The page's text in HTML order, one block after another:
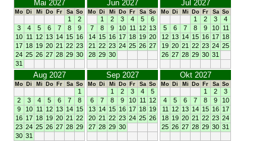
Mai 2027
Mo Di Mi Do Fr Sa So
1
2
3
4 5 6 7 8
9
10 11 12 13 14 15 16
17 18 19 20 21 22 23
24 25 26 27 28 29 30
31
Jun 2027
Mo Di Mi Do Fr Sa So
1 2 3 4 5
6
7
8 9 10 11 12 13
14 15 16 17 18 19 20
21 22 23 24 25 26 27
28 29 30
Jul 2027
Mo Di Mi Do Fr Sa So
1 2 3
4
5
6 7 8 9 10 11
12 13 14 15 16 17 18
19 20 21 22 23 24 25
26 27 28 29 30 31
Aug 2027
Mo Di Mi Do Fr Sa So
1
2
3 4 5 6 7
8
9
10 11 12 13 14 15
16 17 18 19 20 21 22
23 24 25 26 27 28 29
30 31
Sep 2027
Mo Di Mi Do Fr Sa So
1 2 3 4
5
6
7 8 9 10 11
12
13 14 15 16 17 18 19
20 21 22 23 24 25 26
27 28 29 30
Okt 2027
Mo Di Mi Do Fr Sa So
1 2
3
4
5 6 7 8 9
10
11
12 13 14 15 16 17
18 19 20 21 22 23 24
25 26 27 28 29 30 31